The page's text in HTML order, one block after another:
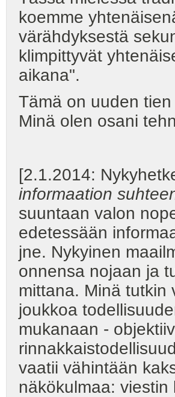
koemme
värähdyksestä
klimpittyvät
aikana".
Tämä on uuden
Minä olen osani
[2.1.2014:
informaation
suuntaan valon
edetessään
jne. Nykyinen
onnensa nojaan ja
mittana. Minä tutkin
joukkoa
mukanaan -
vaatii vähintään
näkökulmaa: